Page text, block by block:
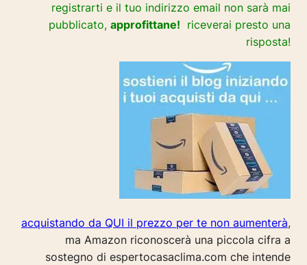
registrarti e il tuo indirizzo email non sarà mai
pubblicato, approfittane! riceverai presto una
risposta!
acquistando da QUI il prezzo per te non aumenterà,
ma Amazon riconoscerà una piccola cifra a
sostegno di espertocasaclima.com che intende